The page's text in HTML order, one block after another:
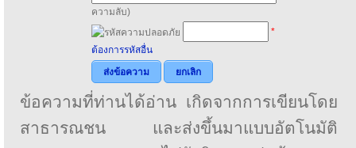
ความลับ)
*
ต้องการรหัสอื่น
ส่งข้อความ
ยกเลิก
ข้อความที่ท่านได้อ่าน เกิดจากการเขียนโดย
สาธารณชน และส่งขึ้นมาแบบอัตโนมัติ